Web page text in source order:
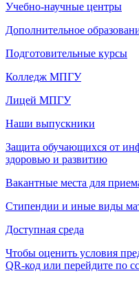
Учебно-научные центры
Дополнительное
Подготовительные курсы
Колледж МПГУ
Лицей МПГУ
Наши выпускники
Защита обучающихся от
здоровью и развитию
Вакантные места для
Стипендии и иные виды
Доступная среда
Чтобы оценить условия
QR-код или перейдите по